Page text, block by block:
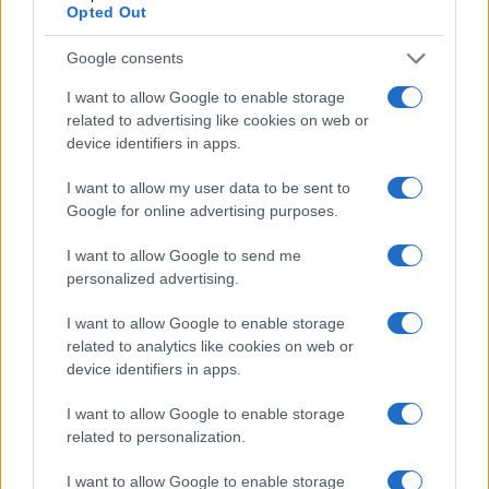
Opted Out
Google consents
I want to allow Google to enable storage
related to advertising like cookies on web or
device identifiers in apps.
I want to allow my user data to be sent to
Google for online advertising purposes.
I want to allow Google to send me
personalized advertising.
I want to allow Google to enable storage
related to analytics like cookies on web or
device identifiers in apps.
I want to allow Google to enable storage
related to personalization.
I want to allow Google to enable storage
το κενό από την απόσυρση των SUPER PUMA(Τα οποία επίσης
είχαν αγοραστεί με Ευρωπαικά κονδύλια).Υπάρχει και η
των SUPER PUMA σε H215.
Reply
kyrNG
16 Ιουνίου 2026 09:24
#734399
“Εντωμεταξύ, είδα κάτι “μπηχτές” για την Πτήση, τον ΚαΨιΜιτζή και
τα ΦΑΪΡΧΟΚ.
Που και καλά δεν έχουν ευρωπαϊκό πιστοποιητικό
πλοϊμότητας. Ναι, έχουν αμερικανικό, δεν κάνει, ε
Κύπρο πως πετούν ΦΑΪΡΧΟΚΣ φέτος; χωρίς πιστοποιητικά; Ο
Φίλτατε ΚαΨιΜιτζή, ας ξεκαθαρίσουμε ορισμένα πράγματα για